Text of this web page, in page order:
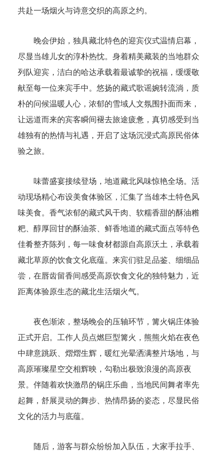
共赴一场烟火与诗意交织的高原之约。
晚会伊始，独具藏北特色的迎宾仪式温情启幕，
尽显当雄儿女的淳朴热忱。身着精美藏装的当地群众
列队迎宾，洁白的哈达承载着最诚挚的祝福，缓缓敬
献至每一位来宾手中。悠扬的藏式歌谣婉转流淌，质
朴的问候温暖人心，浓郁的雪域人文氛围扑面而来，
让远道而来的宾客瞬间褪去旅途疲惫，真切感受到当
雄独有的热情与礼遇，开启了这场沉浸式高原民俗体
验之旅。
味蕾盛宴接续登场，地道藏北风味惊艳全场。活
动现场精心布设美食体验区，汇集了当雄本土特色风
味美食。香气浓郁的藏式风干肉、软糯香甜的酥油糌
粑、醇厚回甘的酥油茶、鲜香地道的藏式面点等特色
佳肴整齐陈列，每一味食材都源自高原沃土，承载着
藏北草原的饮食文化底蕴。来宾们驻足品鉴、细细品
尝，在唇齿留香间感受高原饮食文化的独特魅力，近
距离体验原生态的藏北生活烟火气。
夜色渐浓，整场晚会的压轴环节，篝火锅庄体验
正式开启。工作人员点燃巨型篝火，熊熊火焰在夜色
中肆意跳跃、熠熠生辉，暖红光晕洒满整片场地，与
高原璀璨星空交相辉映，勾勒出极致浪漫的高原夜
景。伴随着欢快激昂的锅庄乐曲，当地民间舞者率先
起舞，舒展灵动的舞步、热情昂扬的姿态，尽显民俗
文化的活力与底蕴。
随后，游客与群众纷纷加入队伍，大家手拉手、